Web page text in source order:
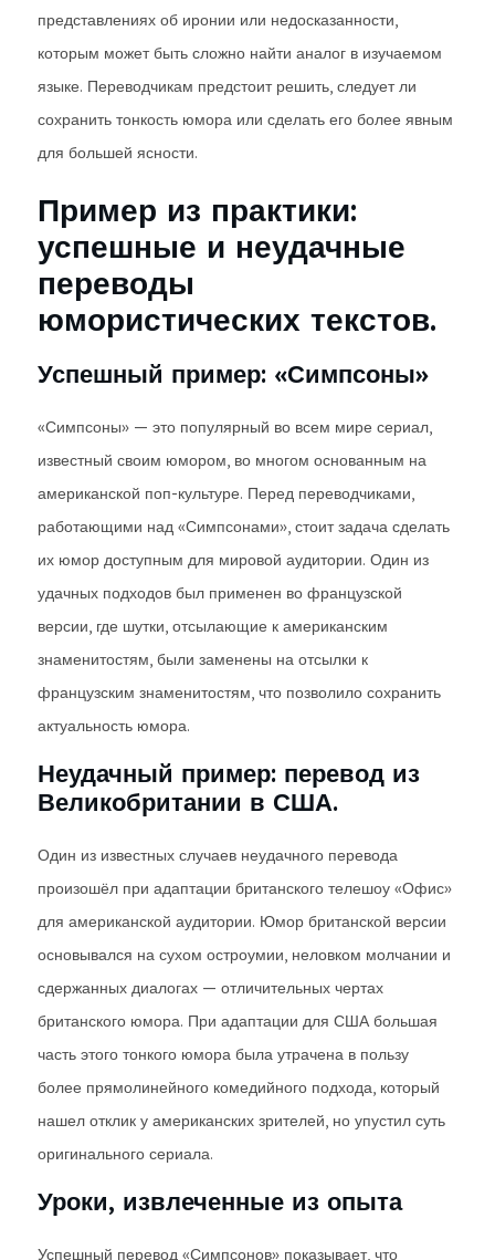
представлениях об иронии или недосказанности,
которым может быть сложно найти аналог в изучаемом
языке. Переводчикам предстоит решить, следует ли
сохранить тонкость юмора или сделать его более явным
для большей ясности.
Пример из практики:
успешные и неудачные
переводы
юмористических текстов.
Успешный пример: «Симпсоны»
«Симпсоны» — это популярный во всем мире сериал,
известный своим юмором, во многом основанным на
американской поп-культуре. Перед переводчиками,
работающими над «Симпсонами», стоит задача сделать
их юмор доступным для мировой аудитории. Один из
удачных подходов был применен во французской
версии, где шутки, отсылающие к американским
знаменитостям, были заменены на отсылки к
французским знаменитостям, что позволило сохранить
актуальность юмора.
Неудачный пример: перевод из
Великобритании в США.
Один из известных случаев неудачного перевода
произошёл при адаптации британского телешоу «Офис»
для американской аудитории. Юмор британской версии
основывался на сухом остроумии, неловком молчании и
сдержанных диалогах — отличительных чертах
британского юмора. При адаптации для США большая
часть этого тонкого юмора была утрачена в пользу
более прямолинейного комедийного подхода, который
нашел отклик у американских зрителей, но упустил суть
оригинального сериала.
Уроки, извлеченные из опыта
Успешный перевод «Симпсонов» показывает, что